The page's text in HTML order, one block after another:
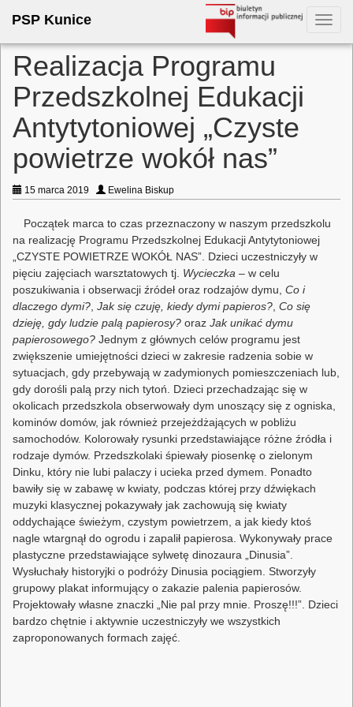
PSP Kunice
Realizacja Programu
Przedszkolnej Edukacji
Antytytoniowej „Czyste
powietrze wokół nas”
15 marca 2019 Ewelina Biskup
Początek marca to czas przeznaczony w naszym przedszkolu
na realizację Programu Przedszkolnej Edukacji Antytytoniowej
„CZYSTE POWIETRZE WOKÓŁ NAS”. Dzieci uczestniczyły w
pięciu zajęciach warsztatowych tj. Wycieczka – w celu
poszukiwania i obserwacji źródeł oraz rodzajów dymu, Co i
dlaczego dymi? Jak się czuję, kiedy dymi papieros? Co się
dzieję, gdy ludzie palą papierosy? oraz Jak unikać dymu
papierosowego? Jednym z głównych celów programu jest
zwiększenie umiejętności dzieci w zakresie radzenia sobie w
sytuacjach, gdy przebywają w zadymionych pomieszczeniach lub,
gdy dorośli palą przy nich tytoń. Dzieci przechadzając się w
okolicach przedszkola obserwowały dym unoszący się z ogniska,
kominów domów, jak również przejeżdżających w pobliżu
samochodów. Kolorowały rysunki przedstawiające różne źródła i
rodzaje dymów. Przedszkolaki śpiewały piosenkę o zielonym
Dinku, który nie lubi palaczy i ucieka przed dymem. Ponadto
bawiły się w zabawę w kwiaty, podczas której przy dźwiękach
muzyki klasycznej pokazywały jak zachowują się kwiaty
oddychające świeżym, czystym powietrzem, a jak kiedy ktoś
nagle wtargnął do ogrodu i zapalił papierosa. Wykonywały prace
plastyczne przedstawiające sylwetę dinozaura „Dinusia”.
Wysłuchały historyjki o podróży Dinusia pociągiem. Stworzyły
grupowy plakat informujący o zakazie palenia papierosów.
Projektowały własne znaczki „Nie pal przy mnie. Proszę!!!”. Dzieci
bardzo chętnie i aktywnie uczestniczyły we wszystkich
zaproponowanych formach zajęć.